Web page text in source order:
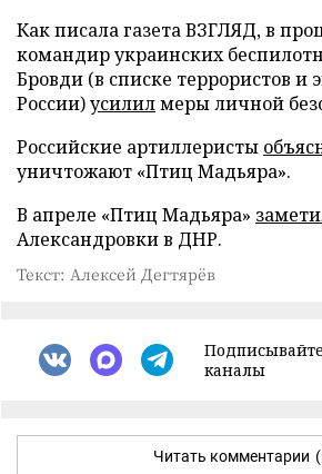
Как писала газета ВЗГЛЯД, в
командир украинских
Бровди (в списке террористов и
России)усилилмеры личной
Российские артиллеристы
уничтожают «Птиц Мадьяра».
В апреле «Птиц Мадьяра»
Александровки в ДНР.
Текст: Алексей Дегтярёв
каналы
Читать комментарии